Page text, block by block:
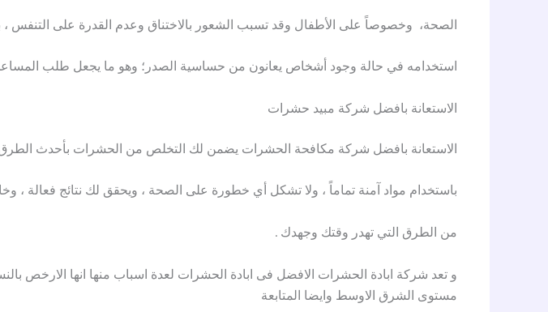
الصحة، وخصوصاً على الأطفال وقد تسبب الشعور بالاختناق وعدم القدرة على التنفس ،
استخدامه في حالة وجود أشخاص يعانون من حساسية الصدر؛ وهو ما يجعل طلب
الاستعانة بافضل شركة مبيد حشرات
الاستعانة بافضل شركة مكافحة الحشرات يضمن لك التخلص من الحشرات بأحدث
باستخدام مواد آمنة تماماً ، ولا تشكل أي خطورة على الصحة ، ويحقق لك نتائج فعالة ،
من الطرق التي تهدر وقتك وجهدك .
و تعد شركة ابادة الحشرات الافضل فى ابادة الحشرات لعدة اسباب منها انها الارخص
مستوى الشرق الاوسط وايضا المتابعة